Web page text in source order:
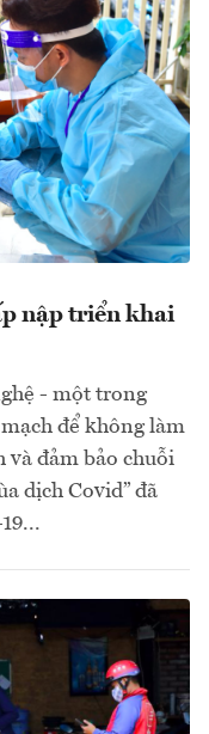
nập triển khai
- một trong
để không làm
và đảm bảo chuỗi
dịch Covid” đã